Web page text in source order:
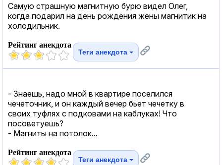
Самую страшную магнитную бурю видел Олег,
когда подарил на день рождения жены магнитик на
холодильник.
Рейтинг анекдота
Теги анекдота
- Знаешь, надо мной в квартире поселился
чечеточник, и он каждый вечер бьет чечетку в
своих туфлях с подковами на каблуках! Что
посоветуешь?
- Магниты на потолок...
Рейтинг анекдота
Теги анекдота